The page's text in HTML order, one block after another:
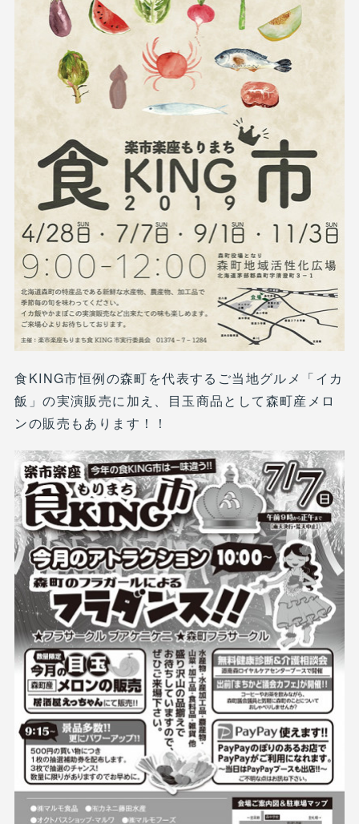
食KING市恒例の森町を代表するご当地グルメ「イカ
飯」の実演販売に加え、目玉商品として森町産メロ
ンの販売もあります！！